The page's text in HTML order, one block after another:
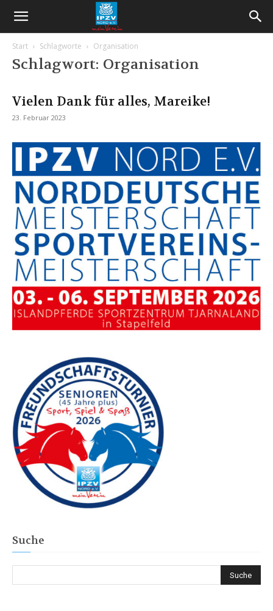
Start Schlagworte Organisation
Schlagwort: Organisation
Vielen Dank für alles, Mareike!
23. Februar 2023
Suche